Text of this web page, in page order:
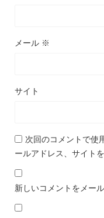
メール ※
サイト
次回のコメントで使
ールアドレス、サイトを
新しいコメントをメー